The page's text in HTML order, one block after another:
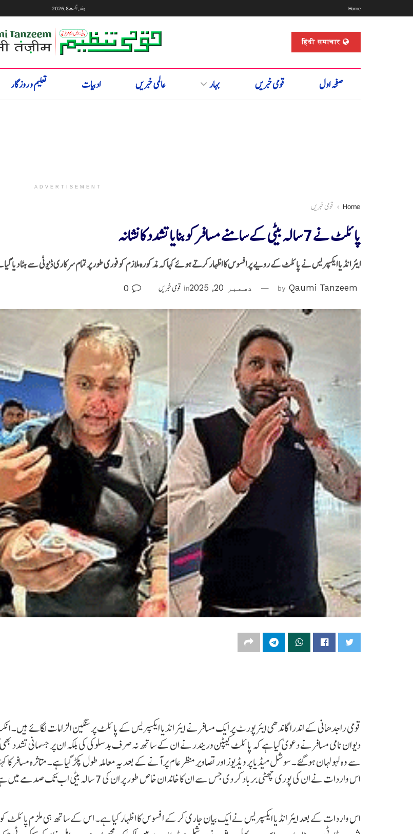
Home ہفتہ, اگست 8, 2026
हिंदी समाचार
صفحہ اول قومی خبریں بہار عالمی خبریں ادبیات تعلیم و روزگار
ADVERTISEMENT
Home قومی خبریں
پائلٹ نے 7 سالہ بیٹی کے سامنے مسافر کو بنایا تشدد کا نشانہ
ایئر انڈیا ایکسپریس نے پائلٹ کے رویے پر افسوس کا اظہار کرتے ہوئے کہا کہ مذکورہ ملازم کو فوری طور پر تمام سرکاری ڈیوٹی سے ہٹا دیا
by Qaumi Tanzeem دسمبر 20, 2025 in قومی خبریں
قومی راجدھانی کے اندرا گاندھی ایئرپورٹ پر ایک مسافر نے ایئر انڈیا ایکسپریس کے پائلٹ پر سنگین الزامات لگائے ہیں۔
دیوان نامی مسافر نے دعویٰ کیا ہے کہ پائلٹ کیپٹن وریندر نے ان کے ساتھ نہ صرف بدسلوکی کی بلکہ ان پر جسمانی تشدد
سے وہ لہو لہان ہوگئے۔ سوشل میڈیا پر ویڈیوز اور تصاویر منظر عام پر آنے کے بعد یہ معاملہ طول پکڑ گیا ہے۔ متاثرہ مسافر کا
اس واردات نے ان کی پوری چھٹی برباد کر دی جس سے ان کا خاندان خاص طور پر ان کی 7 سالہ بیٹی اب تک صدمے میں ہے۔
اس واردات کے بعد ایئر انڈیا ایکسپریس نے ایک بیان جاری کرکے افسوس کا اظہار کیا ہے۔ اس کے ساتھ ہی ملزم پائلٹ